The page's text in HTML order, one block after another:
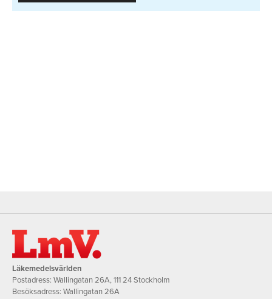
Läkemedelsvärlden
Postadress: Wallingatan 26A, 111 24 Stockholm
Besöksadress: Wallingatan 26A